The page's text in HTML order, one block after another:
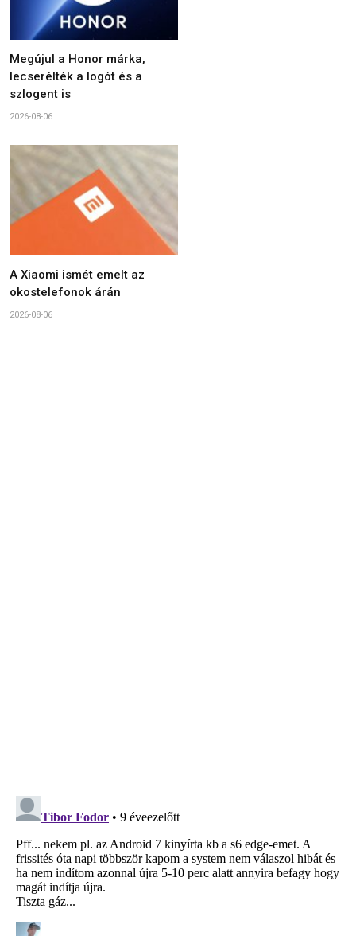
Megújul a Honor márka,
lecserélték a logót és a
szlogent is
2026-08-06
A Xiaomi ismét emelt az
okostelefonok árán
2026-08-06